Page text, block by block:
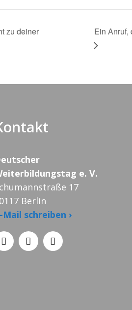
zu deiner
Ein Anruf,
e. V.
17
Berlin
Mail schreiben ›